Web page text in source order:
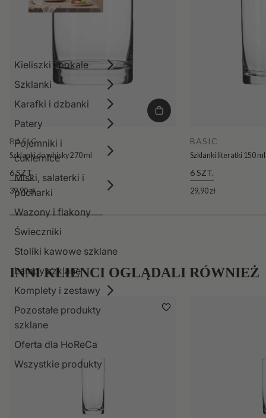
Kieliszki i pokale
Szklanki
Karafki i dzbanki
Patery
Pojemniki i
cukiernice
Miski, salaterki i
pucharki
Wazony i flakony
Świeczniki
Stoliki kawowe szklane
Lampy szklane
Komplety i zestawy
Pozostałe produkty
szklane
Oferta dla HoReCa
Wszystkie produkty
BASIC
Szklanki do whisky 270 ml
6 SZT.
39,90 zł
BASIC
Szklanki literatki 150 ml
6 SZT.
29,90 zł
INNI KLIENCI OGLĄDALI RÓWNIEŻ